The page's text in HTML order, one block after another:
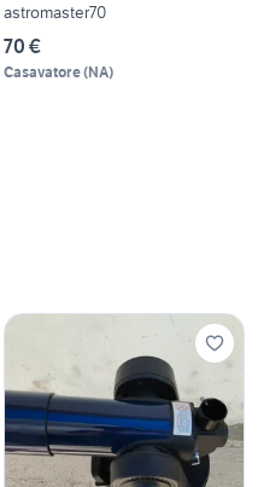
astromaster70
70 €
Casavatore(NA)